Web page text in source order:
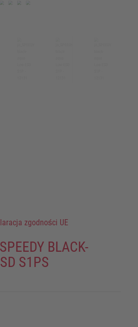
zgodności UE
BLACK-
S1PS